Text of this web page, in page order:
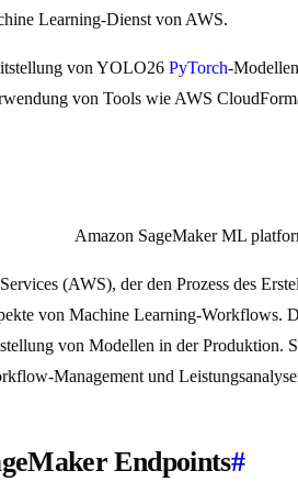
Learning-Dienst von AWS.
von YOLO26 PyTorch-
von Tools wie AWS
(AWS), der den Prozess des
von Machine Learning-
von Modellen in der
Management und
Endpoints#